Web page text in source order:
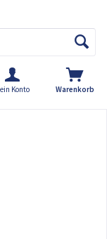
Warenkorb
Konto